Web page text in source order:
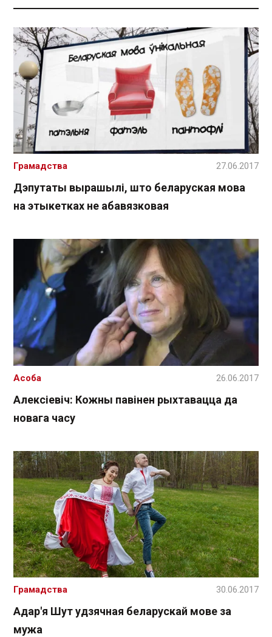
Дэпутаты вырашылі, што беларуская мова
на этыкетках не абавязковая
Грамадства 27.06.2017
Алексіевіч: Кожны павінен рыхтавацца да
новага часу
Асоба 26.06.2017
Адар'я Шут удзячная беларускай мове за
мужа
Грамадства 30.06.2017